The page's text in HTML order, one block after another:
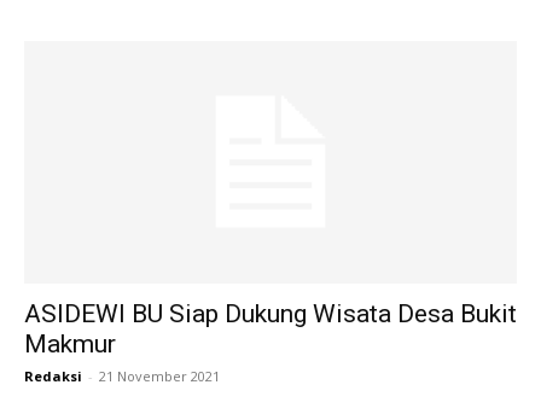
ASIDEWI BU Siap Dukung Wisata Desa Bukit
Makmur
Redaksi - 21 November 2021